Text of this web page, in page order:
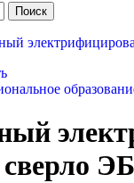
Поиск
сверло